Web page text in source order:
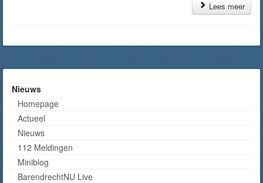
Lees meer
Nieuws
Homepage
Actueel
Nieuws
112 Meldingen
Miniblog
BarendrechtNU Live